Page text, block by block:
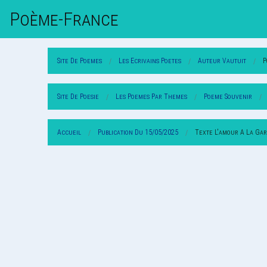
Poème-FrAnce
Site De Poemes Les Ecrivains Poetes Auteur Vautuit
Site De Poesie Les Poemes Par Themes Poeme Souvenir
Accueil Publication Du 15/05/2025 Texte L'amour A La